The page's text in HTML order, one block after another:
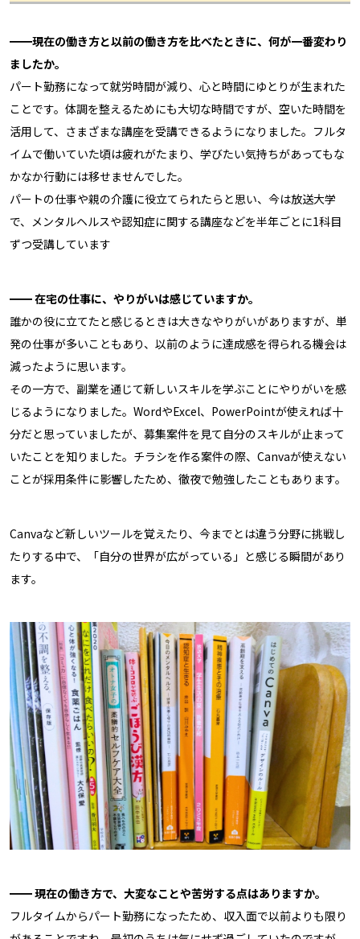
━━現在の働き方と以前の働き方を比べたときに、何が一番変わり
ましたか。
パート勤務になって就労時間が減り、心と時間にゆとりが生まれた
ことです。体調を整えるためにも大切な時間ですが、空いた時間を
活用して、さまざまな講座を受講できるようになりました。フルタ
イムで働いていた頃は疲れがたまり、学びたい気持ちがあってもな
かなか行動には移せませんでした。
パートの仕事や親の介護に役立てられたらと思い、今は放送大学
で、メンタルヘルスや認知症に関する講座などを半年ごとに1科目
ずつ受講しています
━━ 在宅の仕事に、やりがいは感じていますか。
誰かの役に立てたと感じるときは大きなやりがいがありますが、単
発の仕事が多いこともあり、以前のように達成感を得られる機会は
減ったように思います。
その一方で、副業を通じて新しいスキルを学ぶことにやりがいを感
じるようになりました。WordやExcel、PowerPointが使えれば十
分だと思っていましたが、募集案件を見て自分のスキルが止まって
いたことを知りました。チラシを作る案件の際、Canvaが使えない
ことが採用条件に影響したため、徹夜で勉強したこともあります。
Canvaなど新しいツールを覚えたり、今までとは違う分野に挑戦し
たりする中で、「自分の世界が広がっている」と感じる瞬間があり
ます。
━━ 現在の働き方で、大変なことや苦労する点はありますか。
フルタイムからパート勤務になったため、収入面で以前よりも限り